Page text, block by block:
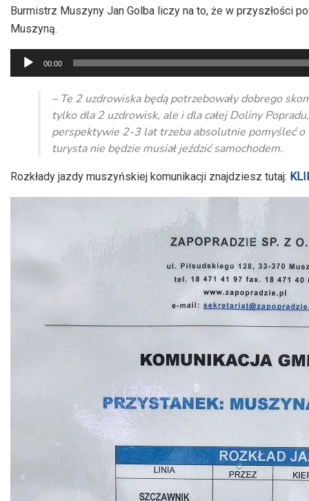
Burmistrz Muszyny Jan Golba liczy na to, że w przyszłości
Muszyną.
Odtwarzacz
plików
dźwiękowych
00:00
– Te 2 uzdrowiska będą potrzebowały dobrego
tylko dla 2 uzdrowisk, ale i dla całej Doliny
perspektywie 2-3 lat trzeba absolutnie pomyśleć o
turysta nie będzie musiał jeździć samochodem.
Rozkłady jazdy muszyńskiej komunikacji znajdziesz tutaj: